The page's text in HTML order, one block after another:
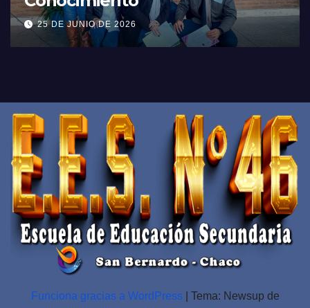
25 DE JUNIO DE 2026
Funciona gracias a WordPress Tema: Newsup de